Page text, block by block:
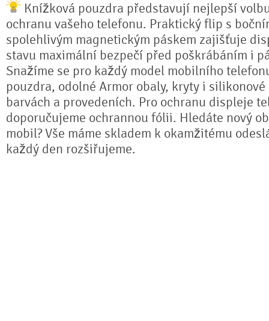
Knížková pouzdra představují nejlepší
ochranu vašeho telefonu. Praktický flip s
spolehlivým magnetickým páskem zajišťuje
stavu maximální bezpečí před poškrábáním i
Snažíme se pro každý model mobilního
pouzdra, odolné Armor obaly, kryty i
barvách a provedeních. Pro ochranu displeje
doporučujeme ochrannou fólii. Hledáte nový
mobil? Vše máme skladem k okamžitému
každý den rozšiřujeme.